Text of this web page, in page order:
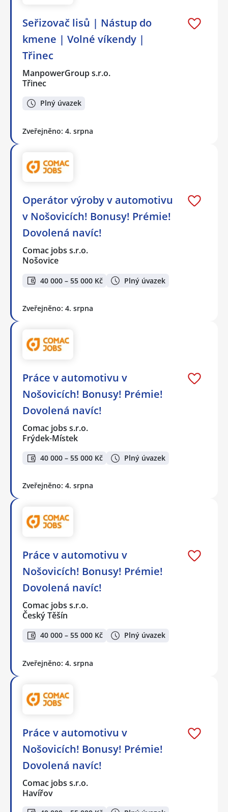
Seřizovač lisů | Nástup do
kmene | Volné víkendy |
Třinec
ManpowerGroup s.r.o.
Třinec
Plný úvazek
Zveřejněno: 4. srpna
Operátor výroby v automotivu
v Nošovicích! Bonusy! Prémie!
Dovolená navíc!
Comac jobs s.r.o.
Nošovice
40 000 – 55 000 Kč Plný úvazek
Zveřejněno: 4. srpna
Práce v automotivu v
Nošovicích! Bonusy! Prémie!
Dovolená navíc!
Comac jobs s.r.o.
Frýdek-Místek
40 000 – 55 000 Kč Plný úvazek
Zveřejněno: 4. srpna
Práce v automotivu v
Nošovicích! Bonusy! Prémie!
Dovolená navíc!
Comac jobs s.r.o.
Český Těšín
40 000 – 55 000 Kč Plný úvazek
Zveřejněno: 4. srpna
Práce v automotivu v
Nošovicích! Bonusy! Prémie!
Dovolená navíc!
Comac jobs s.r.o.
Havířov